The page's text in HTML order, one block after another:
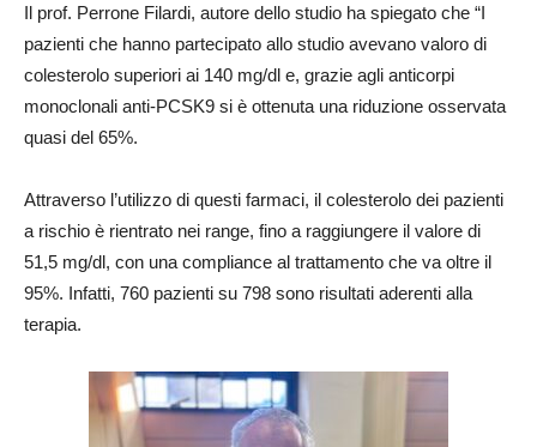
Il prof. Perrone Filardi, autore dello studio ha spiegato che “I
pazienti che hanno partecipato allo studio avevano valoro di
colesterolo superiori ai 140 mg/dl e, grazie agli anticorpi
monoclonali anti-PCSK9 si è ottenuta una riduzione osservata
quasi del 65%.
Attraverso l’utilizzo di questi farmaci, il colesterolo dei pazienti
a rischio è rientrato nei range, fino a raggiungere il valore di
51,5 mg/dl, con una compliance al trattamento che va oltre il
95%. Infatti, 760 pazienti su 798 sono risultati aderenti alla
terapia.